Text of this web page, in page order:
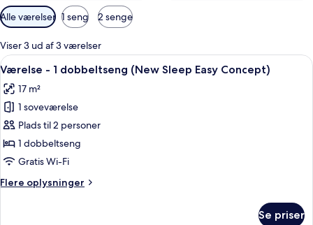
Tilgængelige
filtre
for
værelser
Alle værelser 1 seng 2 senge
Viser 3 ud af 3 værelser
Indlæs
alle
billeder
af
Værelse
-
1
(New
Et hotelværelse med en seng, to
7
Værelse - 1 dobbeltseng (New Sleep Easy Concept)
17 m²
1 soveværelse
Plads til 2 personer
1 dobbeltseng
Gratis Wi-Fi
Flere oplysninger
Flere
Se priser